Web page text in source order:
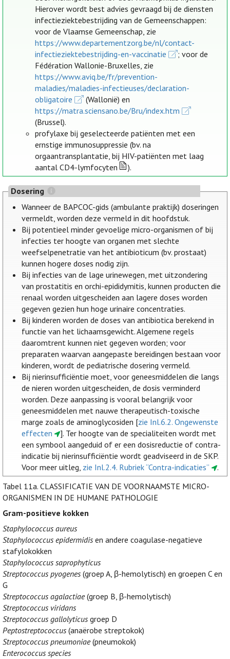
Hierover wordt best advies gevraagd bij de diensten
infectieziektebestrijding van de Gemeenschappen:
voor de Vlaamse Gemeenschap, zie
https://www.departementzorg.be/nl/contact-
infectieziektebestrijding-en-vaccinatie
; voor de
Fédération Wallonie-Bruxelles, zie
https://www.aviq.be/fr/prevention-
maladies/maladies-infectieuses/declaration-
obligatoire
(Wallonië) en
https://matra.sciensano.be/Bru/index.htm
(Brussel).
profylaxe bij geselecteerde patiënten met een
ernstige immunosuppressie (bv. na
orgaantransplantatie, bij HIV-patiënten met laag
aantal CD4-lymfocyten
).
Dosering
Wanneer de BAPCOC-gids (ambulante praktijk) doseringen
vermeldt, worden deze vermeld in dit hoofdstuk.
Bij potentieel minder gevoelige micro-organismen of bij
infecties ter hoogte van organen met slechte
weefselpenetratie van het antibioticum (bv. prostaat)
kunnen hogere doses nodig zijn.
Bij infecties van de lage urinewegen, met uitzondering
van prostatitis en orchi-epididymitis, kunnen producten die
renaal worden uitgescheiden aan lagere doses worden
gegeven gezien hun hoge urinaire concentraties.
Bij kinderen worden de doses van antibiotica berekend in
functie van het lichaamsgewicht. Algemene regels
daaromtrent kunnen niet gegeven worden; voor
preparaten waarvan aangepaste bereidingen bestaan voor
kinderen, wordt de pediatrische dosering vermeld.
Bij nierinsufficiëntie moet, voor geneesmiddelen die langs
de nieren worden uitgescheiden, de dosis verminderd
worden. Deze aanpassing is vooral belangrijk voor
geneesmiddelen met nauwe therapeutisch-toxische
marge zoals de aminoglycosiden [zie Inl.6.2. Ongewenste
effecten
]. Ter hoogte van de specialiteiten wordt met
een symbool aangeduid of er een dosisreductie of contra-
indicatie bij nierinsufficiëntie wordt geadviseerd in de SKP.
Voor meer uitleg, zie Inl.2.4. Rubriek “Contra-indicaties”
.
Tabel 11a. CLASSIFICATIE VAN DE VOORNAAMSTE MICRO-
ORGANISMEN IN DE HUMANE PATHOLOGIE
Gram-positieve kokken
Staphylococcus aureus
Staphylococcus epidermidis en andere coagulase-negatieve
stafylokokken
Staphylococcus saprophyticus
Streptococcus pyogenes (groep A, β-hemolytisch) en groepen C en
G
Streptococcus agalactiae(groep B, β-hemolytisch)
Streptococcus viridans
Streptococcus gallolyticus groep D
Peptostreptococcus (anaërobe streptokok)
Streptococcus pneumoniae(pneumokok)
Enterococcus species